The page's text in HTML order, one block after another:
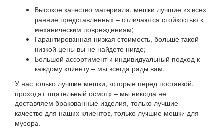
Высокое качество материала, мешки лучшие из всех
ранние представленных – отличаются стойкостью к
механическим повреждениям;
Гарантированная низкая стоимость, больше такой
низкой цены вы не найдете нигде;
Большой ассортимент и индивидуальный подход к
каждому клиенту – мы всегда рады вам.
У нас только лучшие мешки, которые перед поставкой,
проходят тщательный осмотр – мы никогда не
доставляем бракованные изделия, только лучшие
качество для наших клиентов, только лучшие мешки для
мусора.